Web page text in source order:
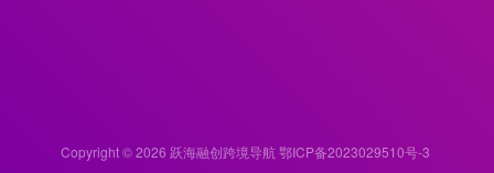
Copyright © 2026 跃海融创跨境导航 鄂ICP备2023029510号-3